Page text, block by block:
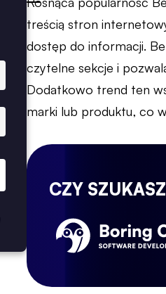
treścią stron
dostęp do informacji.
czytelne sekcje i
Dodatkowo trend ten
marki lub produktu, co
CZY